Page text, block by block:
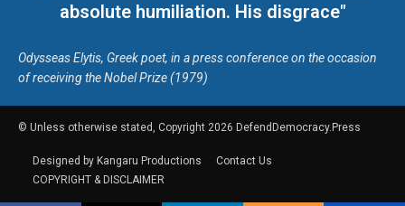
absolute humiliation. His disgrace"
Odysseas Elytis, Greek poet, in a press conference on the occasion
of receiving the Nobel Prize (1979)
© Unless otherwise stated, Copyright 2026 DefendDemocracy.Press
Designed by Kangaru Productions
Contact Us
COPYRIGHT & DISCLAIMER